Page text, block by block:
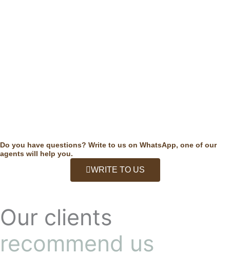
Do you have questions? Write to us on WhatsApp, one of our
agents will help you.
WRITE TO US
Our clients
recommend us